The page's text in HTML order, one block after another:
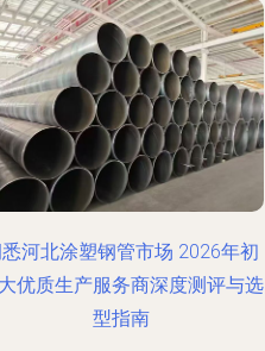
河北涂塑钢管市场 2026年初
优质生产服务商深度测评与选
型指南